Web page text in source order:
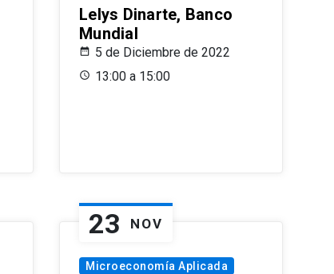
Lelys Dinarte, Banco
Mundial
5 de Diciembre de 2022
13:00 a 15:00
23 NOV
Microeconomía Aplicada